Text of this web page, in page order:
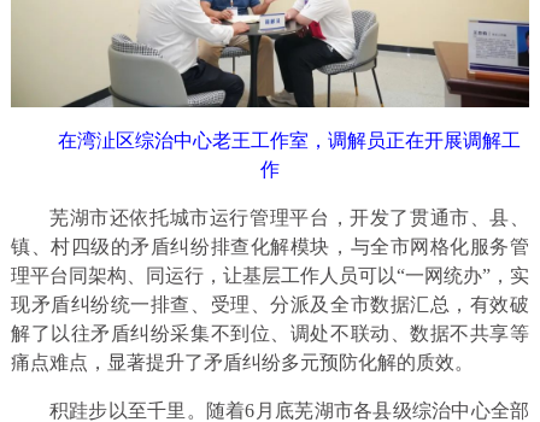
在湾沚区综治中心老王工作室，调解员正在开展调解工
作
芜湖市还依托城市运行管理平台，开发了贯通市、县、
镇、村四级的矛盾纠纷排查化解模块，与全市网格化服务管
理平台同架构、同运行，让基层工作人员可以“一网统办”，实
现矛盾纠纷统一排查、受理、分派及全市数据汇总，有效破
解了以往矛盾纠纷采集不到位、调处不联动、数据不共享等
痛点难点，显著提升了矛盾纠纷多元预防化解的质效。
积跬步以至千里。随着6月底芜湖市各县级综治中心全部